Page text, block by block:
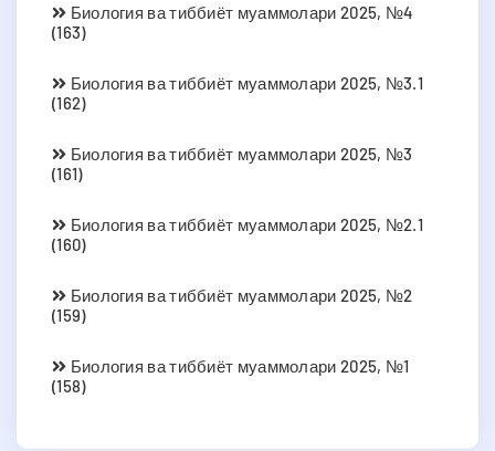
Биология ва тиббиёт муаммолари 2025, №4
(163)
Биология ва тиббиёт муаммолари 2025, №3.1
(162)
Биология ва тиббиёт муаммолари 2025, №3
(161)
Биология ва тиббиёт муаммолари 2025, №2.1
(160)
Биология ва тиббиёт муаммолари 2025, №2
(159)
Биология ва тиббиёт муаммолари 2025, №1
(158)